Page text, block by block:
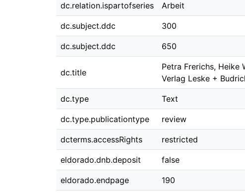
dc.relation.ispartofseries Arbeit
dc.subject.ddc 300
dc.subject.ddc 650
dc.title
Petra Frerichs, Heike
Verlag Leske +
dc.type Text
dc.type.publicationtype review
dcterms.accessRights restricted
eldorado.dnb.deposit false
eldorado.endpage 190